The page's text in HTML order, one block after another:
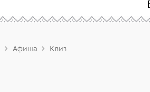
Афиша Квиз